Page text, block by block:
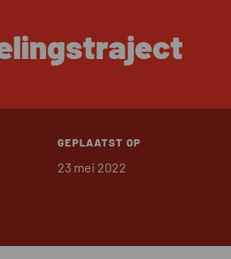
GEPLAATST OP
23 mei 2022